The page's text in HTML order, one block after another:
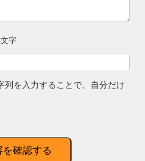
字
を入力することで、自分だけ
を確認する